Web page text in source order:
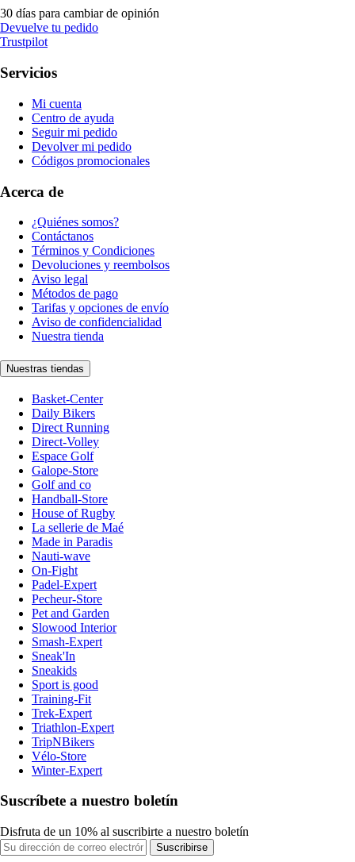
30 días para cambiar de opinión
Devuelve tu pedido
Trustpilot
Servicios
Mi cuenta
Centro de ayuda
Seguir mi pedido
Devolver mi pedido
Códigos promocionales
Acerca de
¿Quiénes somos?
Contáctanos
Términos y Condiciones
Devoluciones y reembolsos
Aviso legal
Métodos de pago
Tarifas y opciones de envío
Aviso de confidencialidad
Nuestra tienda
Nuestras tiendas
Basket-Center
Daily Bikers
Direct Running
Direct-Volley
Espace Golf
Galope-Store
Golf and co
Handball-Store
House of Rugby
La sellerie de Maé
Made in Paradis
Nauti-wave
On-Fight
Padel-Expert
Pecheur-Store
Pet and Garden
Slowood Interior
Smash-Expert
Sneak'In
Sneakids
Sport is good
Training-Fit
Trek-Expert
Triathlon-Expert
TripNBikers
Vélo-Store
Winter-Expert
Suscríbete a nuestro boletín
Disfruta de un 10% al suscribirte a nuestro boletín
Suscribirse